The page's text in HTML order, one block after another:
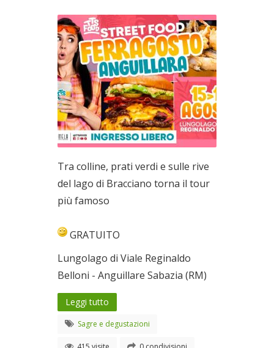
Tra colline, prati verdi e sulle rive
del lago di Bracciano torna il tour
più famoso
GRATUITO
Lungolago di Viale Reginaldo
Belloni - Anguillare Sabazia (RM)
Leggi tutto
Sagre e degustazioni